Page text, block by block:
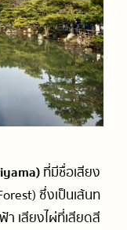
ที่มีชื่อเสียง
ซึ่งเป็นเส้นท
เสียงไผ่ที่เสียดสี